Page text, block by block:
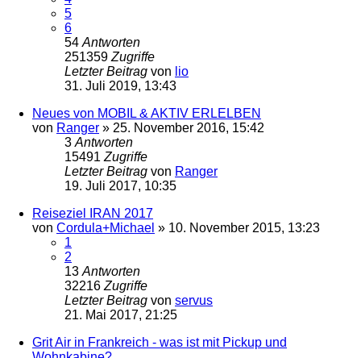
5
6
54 Antworten
251359 Zugriffe
Letzter Beitrag von lio
31. Juli 2019, 13:43
Neues von MOBIL & AKTIV ERLELBEN
von Ranger » 25. November 2016, 15:42
3 Antworten
15491 Zugriffe
Letzter Beitrag von Ranger
19. Juli 2017, 10:35
Reiseziel IRAN 2017
von Cordula+Michael » 10. November 2015, 13:23
1
2
13 Antworten
32216 Zugriffe
Letzter Beitrag von servus
21. Mai 2017, 21:25
Grit Air in Frankreich - was ist mit Pickup und